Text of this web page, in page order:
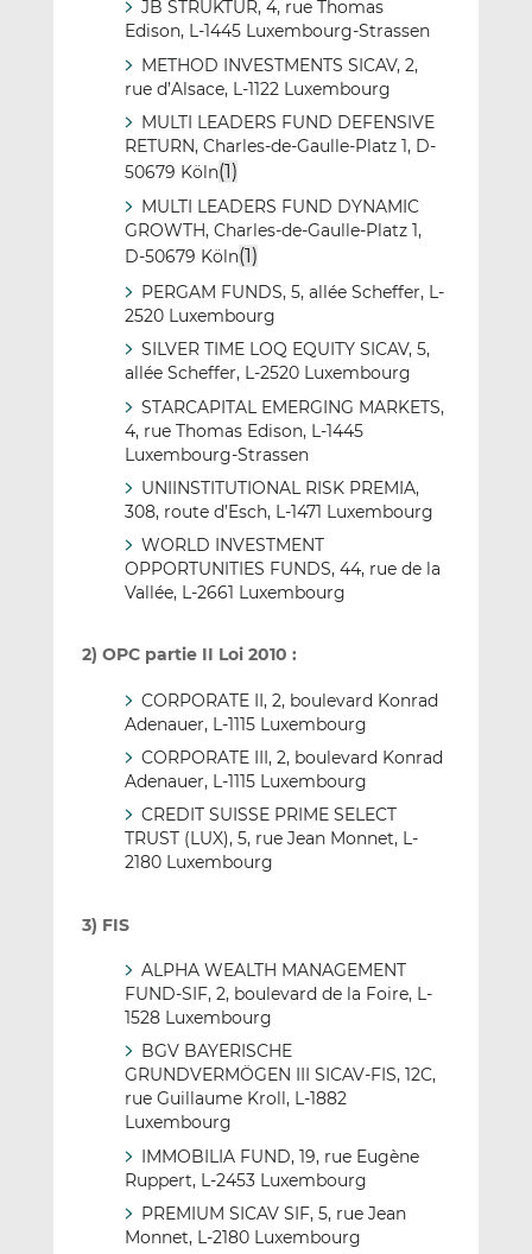
JB STRUKTUR, 4, rue Thomas
Edison, L-1445 Luxembourg-Strassen
METHOD INVESTMENTS SICAV, 2,
rue d’Alsace, L-1122 Luxembourg
MULTI LEADERS FUND DEFENSIVE
RETURN, Charles-de-Gaulle-Platz 1, D-
50679 Köln(1)
MULTI LEADERS FUND DYNAMIC
GROWTH, Charles-de-Gaulle-Platz 1,
D-50679 Köln(1)
PERGAM FUNDS, 5, allée Scheffer, L-
2520 Luxembourg
SILVER TIME LOQ EQUITY SICAV, 5,
allée Scheffer, L-2520 Luxembourg
STARCAPITAL EMERGING MARKETS,
4, rue Thomas Edison, L-1445
Luxembourg-Strassen
UNIINSTITUTIONAL RISK PREMIA,
308, route d’Esch, L-1471 Luxembourg
WORLD INVESTMENT
OPPORTUNITIES FUNDS, 44, rue de la
Vallée, L-2661 Luxembourg
2) OPC partie II Loi 2010 :
CORPORATE II, 2, boulevard Konrad
Adenauer, L-1115 Luxembourg
CORPORATE III, 2, boulevard Konrad
Adenauer, L-1115 Luxembourg
CREDIT SUISSE PRIME SELECT
TRUST (LUX), 5, rue Jean Monnet, L-
2180 Luxembourg
3) FIS
ALPHA WEALTH MANAGEMENT
FUND-SIF, 2, boulevard de la Foire, L-
1528 Luxembourg
BGV BAYERISCHE
GRUNDVERMÖGEN III SICAV-FIS, 12C,
rue Guillaume Kroll, L-1882
Luxembourg
IMMOBILIA FUND, 19, rue Eugène
Ruppert, L-2453 Luxembourg
PREMIUM SICAV SIF, 5, rue Jean
Monnet, L-2180 Luxembourg